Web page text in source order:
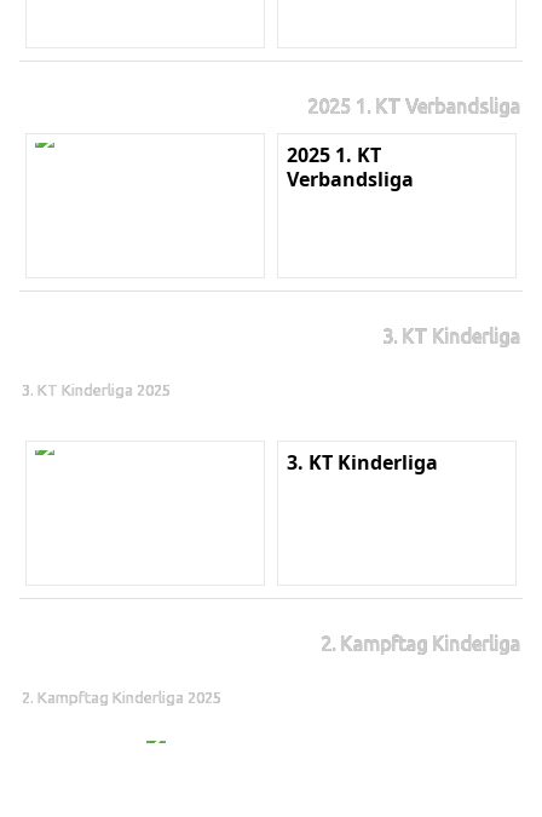
2025 1. KT Verbandsliga
2025 1. KT
Verbandsliga
3. KT Kinderliga
3. KT Kinderliga 2025
3. KT Kinderliga
2. Kampftag Kinderliga
2. Kampftag Kinderliga 2025